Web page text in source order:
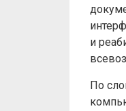
и
По